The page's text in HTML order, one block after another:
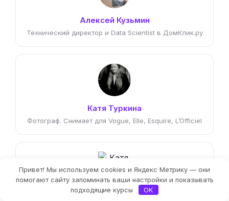
Алексей Кузьмин
Технический директор и Data Scientist в ДомКлик.ру
Катя Туркина
Фотограф. Снимает для Vogue, Elle, Esquire, L’Officiel
Катя Работа
Привет! Мы используем cookies и Яндекс Метрику — они
помогают сайту запоминать ваши настройки и показывать
подходящие курсы
OK
Фильтры